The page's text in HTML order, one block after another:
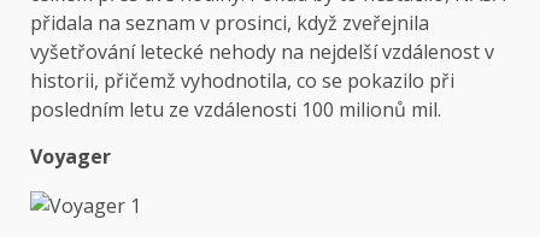
přidala na seznam v prosinci, když zveřejnila
vyšetřování letecké nehody na nejdelší vzdálenost v
historii, přičemž vyhodnotila, co se pokazilo při
posledním letu ze vzdálenosti 100 milionů mil.
Voyager